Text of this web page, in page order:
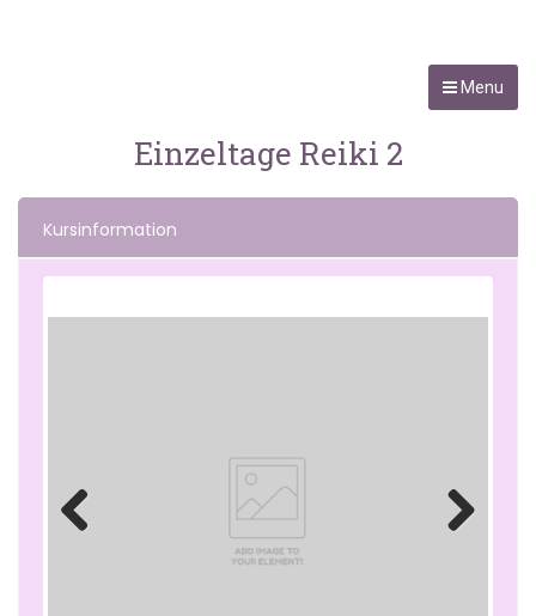
Menu
Einzeltage Reiki 2
Kursinformation